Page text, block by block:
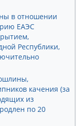
в отношении
ЕАЭС
Республики,
качения (за
из
по 20